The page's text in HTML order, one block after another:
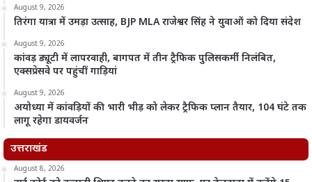
August 9, 2026
तिरंगा यात्रा में उमड़ा उत्साह, BJP MLA राजेश्वर सिंह ने युवाओं को दिया संदेश
August 9, 2026
कांवड़ ड्यूटी में लापरवाही, बागपत में तीन ट्रैफिक पुलिसकर्मी निलंबित,
एक्सप्रेसवे पर पहुंचीं गाड़ियां
August 9, 2026
अयोध्या में कांवड़ियों की भारी भीड़ को लेकर ट्रैफिक प्लान तैयार, 104 घंटे तक
लागू रहेगा डायवर्जन
उत्तराखंड
August 8, 2026